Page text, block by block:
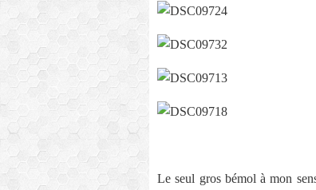
Le seul gros bémol à mon